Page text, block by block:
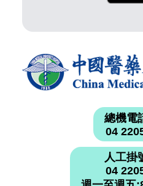
總機電
04
人工掛
04